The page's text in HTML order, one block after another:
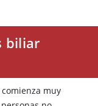
biliar
muy